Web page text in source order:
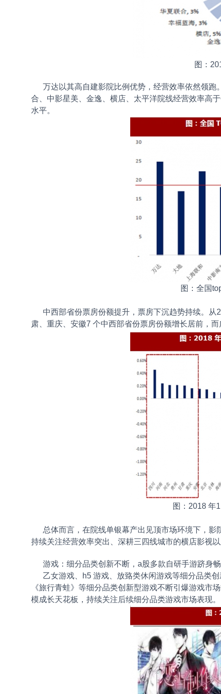
图：
万达以其高自建影院比例优势，经营效率依然领跑
合、中影星美、金逸、横店、太平洋院线经营效率高
水平。
图：全国
中西部省份票房份额提升，票房下沉趋势持续。从
肃、重庆、安徽7 个中西部省份票房份额增长居前，
图：2018 年
总体而言，在院线单银幕产出见顶市场环境下，影
持续关注经营效率突出、深耕三四线城市的横店影视
游戏：细分品类创新不断，a股多款自研手游跻身
乙女游戏、h5 游戏、放臵类休闲游戏等细分品类创
《旅行青蛙》等细分品类创新型游戏不断引爆游戏市
模成长天花板，持续关注后续细分品类游戏市场表现。